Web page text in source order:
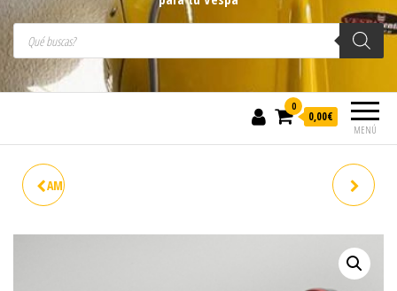
Búsqueda de productos
MENÚ
0
0,00€
AMORTIGUADOR TRS PX LML